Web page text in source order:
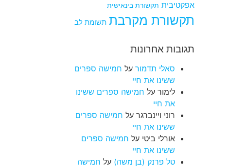
אפקטיבית תקשורת בינאישית
תקשורת מקרבת תשומת לב
תגובות אחרונות
סאלי תדמור על חמישה ספרים
ששינו את חיי
לימור על חמישה ספרים ששינו
את חיי
רוני ויינברגר על חמישה ספרים
ששינו את חיי
אורלי ביטי על חמישה ספרים
ששינו את חיי
טל פרנק (בן משה) על חמישה